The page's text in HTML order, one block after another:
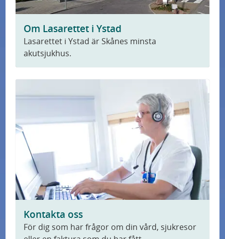
Forskning
Om sjukhuset
Patientsäkerhet
Nyheter
Om Lasarettet i Ystad
Lasarettet i Ystad är Skånes minsta
akutsjukhus.
Kontakta oss
För dig som har frågor om din vård, sjukresor